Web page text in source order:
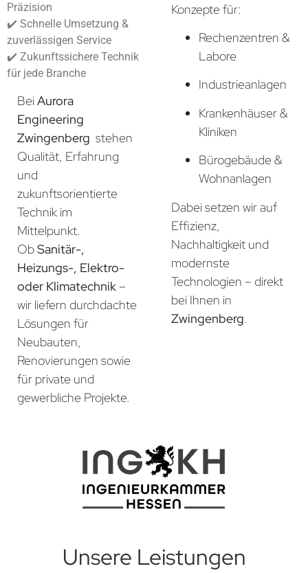
Präzision
✔️ Schnelle Umsetzung &
zuverlässigen Service
✔️ Zukunftssichere Technik
für jede Branche
BeiAurora
Engineering
Zwingenberg stehen
Qualität, Erfahrung
und
zukunftsorientierte
Technik im
Mittelpunkt.
ObSanitär-,
Heizungs-, Elektro-
oder Klimatechnik –
wir liefern durchdachte
Lösungen für
Neubauten,
Renovierungen sowie
für private und
gewerbliche Projekte.
Konzepte für:
Rechenzentren &
Labore
Industrieanlagen
Krankenhäuser &
Kliniken
Bürogebäude &
Wohnanlagen
Dabei setzen wir auf
Effizienz,
Nachhaltigkeit und
modernste
Technologien – direkt
bei Ihnen in
Zwingenberg.
Unsere Leistungen